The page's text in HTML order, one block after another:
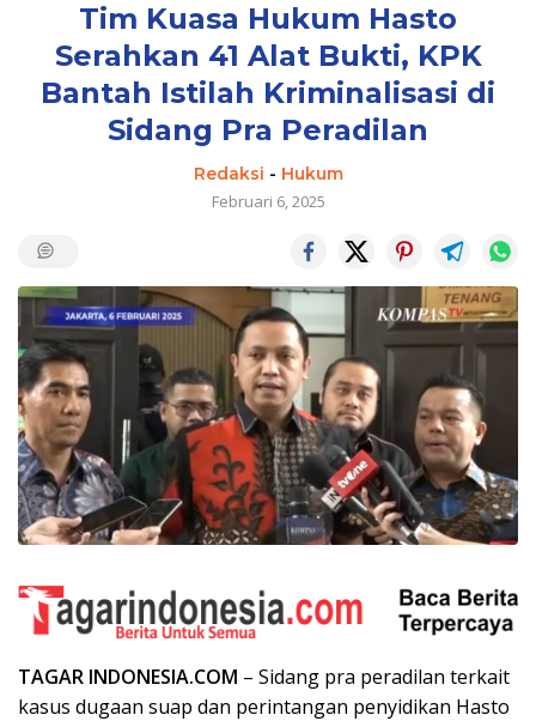
Tim Kuasa Hukum Hasto
Serahkan 41 Alat Bukti, KPK
Bantah Istilah Kriminalisasi di
Sidang Pra Peradilan
Redaksi - Hukum
Februari 6, 2025
TAGAR INDONESIA.COM – Sidang pra peradilan terkait
kasus dugaan suap dan perintangan penyidikan Hasto